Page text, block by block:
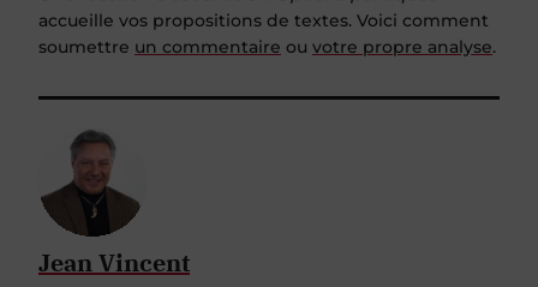
accueille vos propositions de textes. Voici comment
soumettre un commentaire ou votre propre analyse.
Jean Vincent